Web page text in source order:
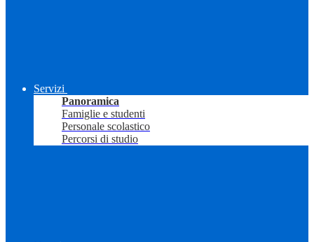
Servizi
Panoramica
Famiglie e studenti
Personale scolastico
Percorsi di studio